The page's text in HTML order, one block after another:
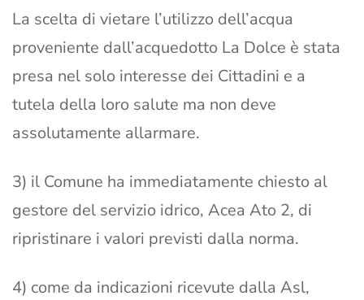
La scelta di vietare l’utilizzo dell’acqua
proveniente dall’acquedotto La Dolce è stata
presa nel solo interesse dei Cittadini e a
tutela della loro salute ma non deve
assolutamente allarmare.
3) il Comune ha immediatamente chiesto al
gestore del servizio idrico, Acea Ato 2, di
ripristinare i valori previsti dalla norma.
4) come da indicazioni ricevute dalla Asl,